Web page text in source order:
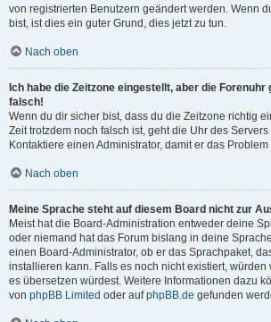
von registrierten Benutzern geändert werden. Wenn
bist, ist dies ein guter Grund, dies jetzt zu tun.
Nach oben
Ich habe die Zeitzone eingestellt, aber die
falsch!
Wenn du dir sicher bist, dass du die Zeitzone richtig
Zeit trotzdem noch falsch ist, geht die Uhr des
Kontaktiere einen Administrator, damit er das
Nach oben
Meine Sprache steht auf diesem Board nicht zur
Meist hat die Board-Administration entweder deine
oder niemand hat das Forum bislang in deine
einen Board-Administrator, ob er das Sprachpaket,
installieren kann. Falls es noch nicht existiert, würden
es übersetzen würdest. Weitere Informationen dazu
von phpBB Limited oder aufphpBB.de gefunden